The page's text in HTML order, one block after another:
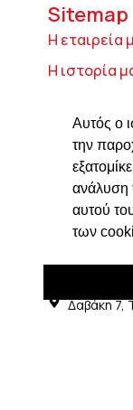
Αυτός ο
την
ανάλυση
αυτού
των
Sitemap
Η εταιρεία
Η ιστορία
Προϊόντα
Τοσίτσα
Συνταγές
Επικοινωνία
Δαβάκη 7,